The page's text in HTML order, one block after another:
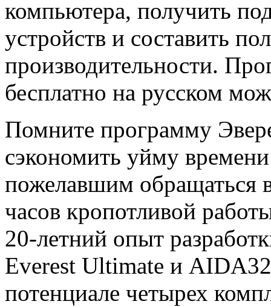
компьютера, получить
устройств и составить
производительности.
бесплатно на русском
Помните программу
сэкономить уйму
пожелавшим обращаться
часов кропотливой
20-летний опыт
Everest Ultimate и AIDA32
потенциале четырех